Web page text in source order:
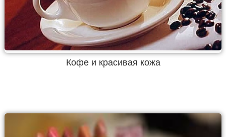
Кофе и красивая кожа